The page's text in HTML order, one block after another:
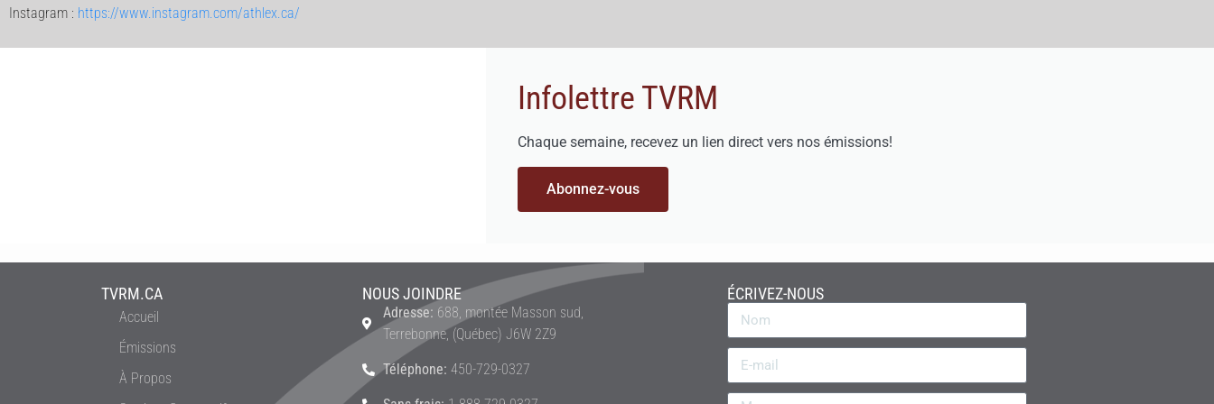
Instagram : https://www.instagram.com/athlex.ca/
Infolettre TVRM
Chaque semaine, recevez un lien direct vers nos émissions!
Abonnez-vous
TVRM.CA
Accueil
Émissions
À Propos
NOUS JOINDRE
Adresse: 688, montée Masson sud,
Terrebonne, (Québec) J6W 2Z9
Téléphone: 450-729-0327
ÉCRIVEZ-NOUS